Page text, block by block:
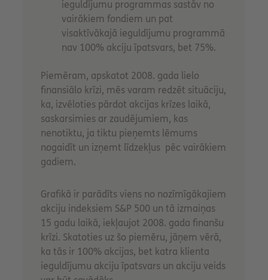
ieguldījumu programmas sastāv no
vairākiem fondiem un pat
visaktīvākajā ieguldījumu programmā
nav 100% akciju īpatsvars, bet 75%.
Piemēram, apskatot 2008. gada lielo
finansiālo krīzi, mēs varam redzēt situāciju,
ka, izvēloties pārdot akcijas krīzes laikā,
saskarsimies ar zaudējumiem, kas
nenotiktu, ja tiktu pieņemts lēmums
nogaidīt un izņemt līdzekļus pēc vairākiem
gadiem.
Grafikā ir parādīts viens no nozīmīgākajiem
akciju indeksiem S&P 500 un tā izmaiņas
15 gadu laikā, iekļaujot 2008. gada finanšu
krīzi. Skatoties uz šo piemēru, jāņem vērā,
ka tās ir 100% akcijas, bet katra klienta
ieguldījumu akciju īpatsvars un akciju veids